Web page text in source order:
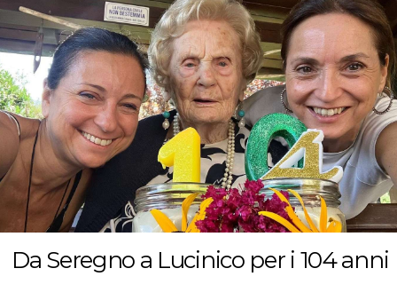
Da Seregno a Lucinico per i 104 anni